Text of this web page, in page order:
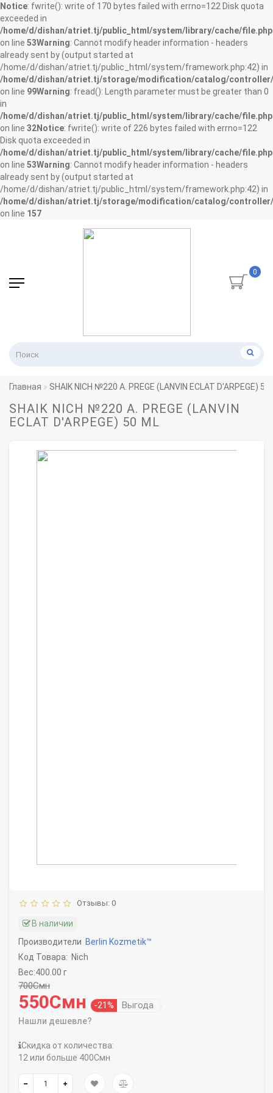
Notice: fwrite(): write of 170 bytes failed with errno=122 Disk quota
exceeded in
/home/d/dishan/atriet.tj/public_html/system/library/cache/file.php
on line 53Warning: Cannot modify header information - headers
already sent by (output started at
/home/d/dishan/atriet.tj/public_html/system/framework.php:42) in
/home/d/dishan/atriet.tj/storage/modification/catalog/
on line 99Warning: fread(): Length parameter must be greater than 0
in
/home/d/dishan/atriet.tj/public_html/system/library/cache/file.php
on line 32Notice: fwrite(): write of 226 bytes failed with errno=122
Disk quota exceeded in
/home/d/dishan/atriet.tj/public_html/system/library/cache/file.php
on line 53Warning: Cannot modify header information - headers
already sent by (output started at
/home/d/dishan/atriet.tj/public_html/system/framework.php:42) in
/home/d/dishan/atriet.tj/storage/modification/catalog/
on line 157
0
Главная SHAIK NICH №220 A. PREGE (LANVIN ECLAT D'ARPEGE) 50
SHAIK NICH №220 A. PREGE (LANVIN
ECLAT D'ARPEGE) 50 ML
Отзывы: 0
В наличии
Производители Berlin Kozmetik™
Код Товара: Nich
Вес:400.00 г
700Смн
550Смн -21% Выгода
Нашли дешевле?
Скидка от количества:
12 или больше 400Смн